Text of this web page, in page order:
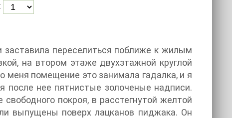
заставила переселиться поближе к жилым
на втором этаже двухэтажной круглой
меня помещение это занимала гадалка, и я
после нее пятнистые золоченые надписи.
покроя, в расстегнутой желтой
выпущены поверх лацканов пиджака. Он